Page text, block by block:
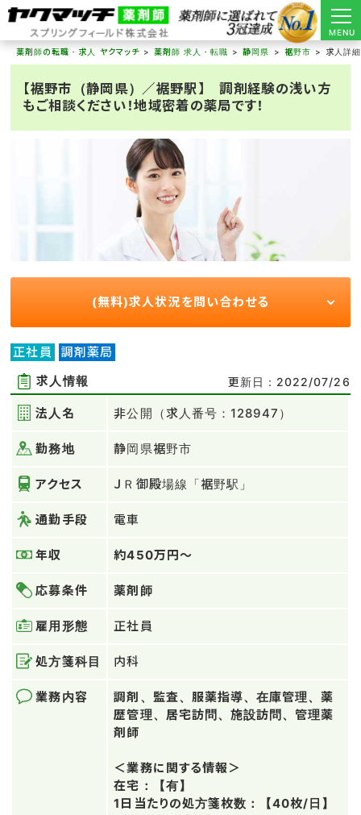
MENU
薬剤師の転職・求人 ヤクマッチ
薬剤師 求人・転職 静岡県 裾野市 求人詳細
【裾野市（静岡県）／裾野駅】 調剤経験の浅い方
もご相談ください！地域密着の薬局です！
(無料)求人状況を問い合わせる
正社員
調剤薬局
求人情報
更新日：2022/07/26
法人名 非公開（求人番号：128947）
勤務地 静岡県裾野市
アクセス ＪＲ御殿場線「裾野駅」
通勤手段 電車
年収 約450万円～
応募条件 薬剤師
雇用形態 正社員
処方箋科目 内科
業務内容
調剤、監査、服薬指導、在庫管理、薬
歴管理、居宅訪問、施設訪問、管理薬
剤師
＜業務に関する情報＞
在宅：【有】
1日当たりの処方箋枚数：【40枚/日】